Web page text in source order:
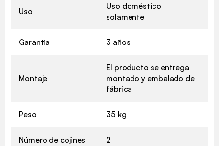
Uso
Uso doméstico
solamente
Garantía 3 años
Montaje
El producto se entrega
montado y embalado de
fábrica
Peso 35 kg
Número de cojines 2